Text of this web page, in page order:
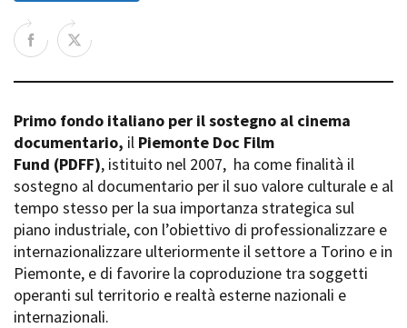
Chi siamo
Storia della Fondazione
Partner
Rete regionale
Bilancio sociale
Amministrazione
trasparente
Bandi e gare
Sostenibilità ambientale
SERVIZI
Servizi generali
Guarda che storia!
La Grazia - Immagini e
location della Torino di Paolo
Sorrentino
Open Day
Ciak in TOur!
FESTIVAL, MARKETS,
AWARDS
International Film Festival
Primo fondo italiano per il sostegno al cinema
documentario, il Piemonte Doc Film
Fund (PDFF), istituito nel 2007, ha come finalità il
sostegno al documentario per il suo valore culturale e al
tempo stesso per la sua importanza strategica sul
piano industriale, con l’obiettivo di professionalizzare e
internazionalizzare ulteriormente il settore a Torino e in
Piemonte, e di favorire la coproduzione tra soggetti
operanti sul territorio e realtà esterne nazionali e
internazionali.